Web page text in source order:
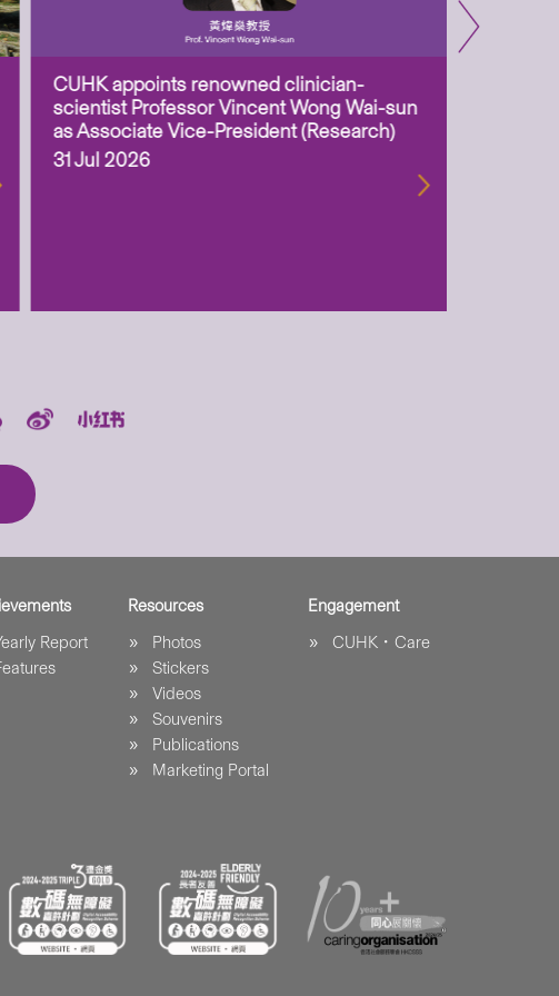
CUHK appoints renowned clinician-
scientist Professor Vincent Wong Wai-sun
as Associate Vice-President (Research)
31 Jul 2026
Report
Resources
Photos
Stickers
Videos
Souvenirs
Publications
Marketing Portal
Engagement
CUHK．Care